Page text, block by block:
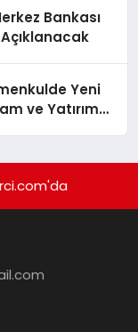
Bankası
Yeni
ve Yatırım